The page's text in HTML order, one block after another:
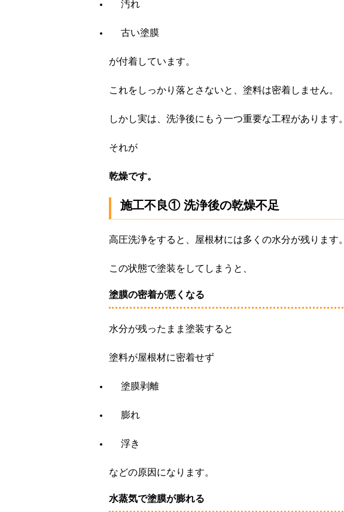
汚れ
古い塗膜
が付着しています。
これをしっかり落とさないと、塗料は密着しません。
しかし実は、洗浄後にもう一つ重要な工程があります。
それが
乾燥です。
施工不良① 洗浄後の乾燥不足
高圧洗浄をすると、屋根材には多くの水分が残ります。
この状態で塗装をしてしまうと、
塗膜の密着が悪くなる
水分が残ったまま塗装すると
塗料が屋根材に密着せず
塗膜剥離
膨れ
浮き
などの原因になります。
水蒸気で塗膜が膨れる